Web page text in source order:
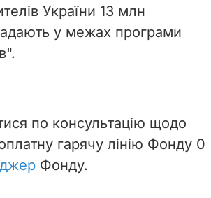
України 13 млн
у межах програми
по консультацію щодо
гарячу лінію Фонду 0
Фонду.